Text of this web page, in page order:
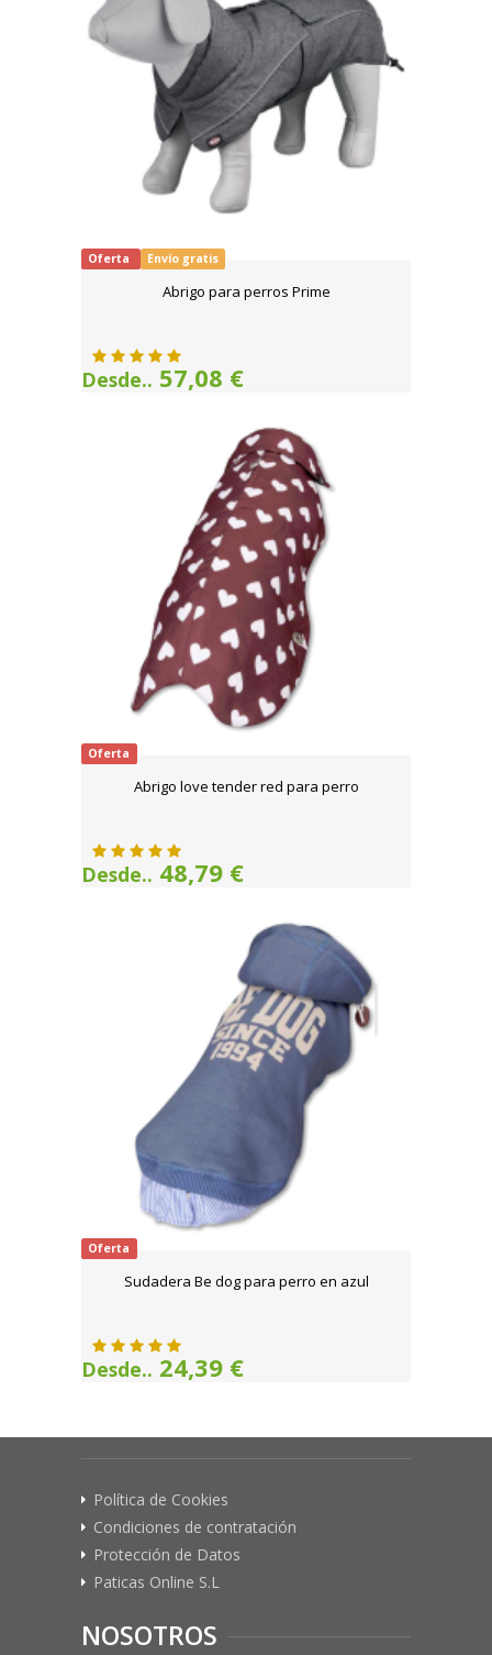
Oferta Envío gratis
Abrigo para perros Prime
Desde.. 57,08 €
Oferta
Abrigo love tender red para perro
Desde.. 48,79 €
Oferta
Sudadera Be dog para perro en azul
Desde.. 24,39 €
Política de Cookies
Condiciones de contratación
Protección de Datos
Paticas Online S.L
NOSOTROS